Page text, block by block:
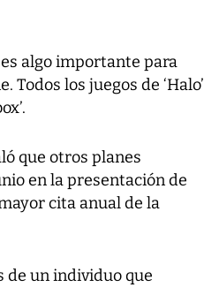
es algo importante para
los juegos de ‘Halo’
que otros planes
en la presentación de
cita anual de la
de un individuo que